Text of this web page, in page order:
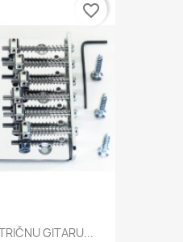
GITARU...
favorite_border